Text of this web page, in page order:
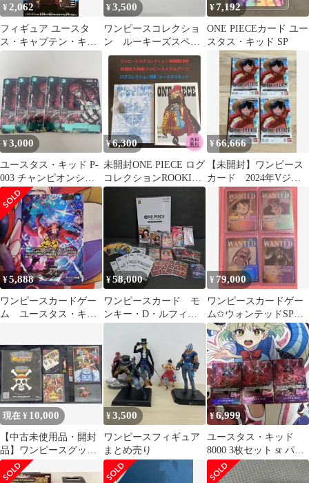
¥ 2,062
フィギュア ユースタ
ス・キャプテン・キッ
スペシャルエディショ
ン ワールドコレクタブ
ルフィギュア F賞【14
日以内発送】
¥3,500
ワンピースコレクショ
ン ルーキーズスペシ
ャル11点セット 黒台
座ver.
¥7,192
ONE PIECEカード ユー
スタス・キッド SP
¥3,000
ユースタス・キッド P-
003 チャンピオンシッ
ププロモ５枚
¥6,300
未開封ONE PIECE ログ
コレクションROOKIES
DVD ★初回特典付★
¥66,666
【未開封】ワンピース
カード 2024年Vジャ
ンプ10月特大号スペシ
ャルパック
¥5,888
ワンピースカードゲー
ム ユースタス・キッ
¥58,000
ワンピースカード モ
ンキー・D・ルフィ
プロモ まとめ売り
¥ 79,000
ワンピースカードゲー
ム✩︎ウォンテッドSP✩
コンプリート
現在 ¥ 10,000
【中古未使用品・開封
品】ワンピースグッズ
セット ステッカー・
フィギュア等
¥3,500
ワンピースフィギュア
まとめ売り
¥6,999
ユースタス・キッド
8000 3枚セット sr パラ
レル 匿名発送